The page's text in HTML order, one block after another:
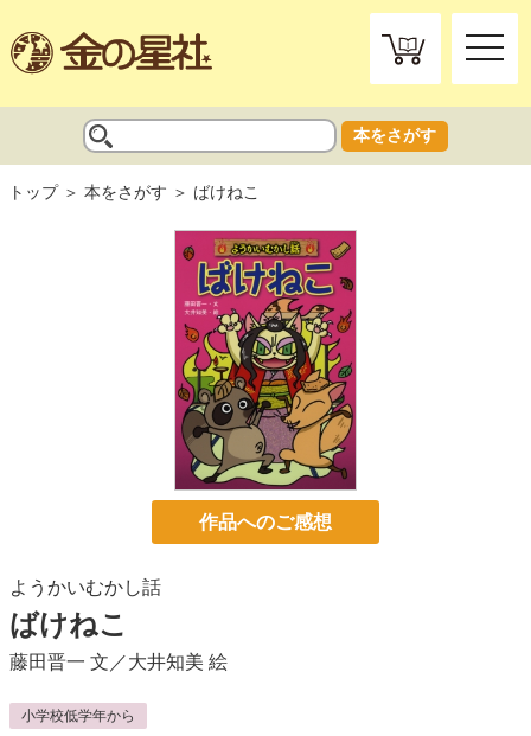
toggle
本をさがす
トップ 本をさがす ばけねこ
作品へのご感想
ようかいむかし話
ばけねこ
藤田晋一 文／大井知美 絵
小学校低学年から